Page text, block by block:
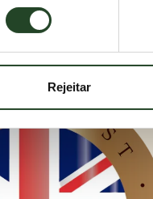
Rejeitar